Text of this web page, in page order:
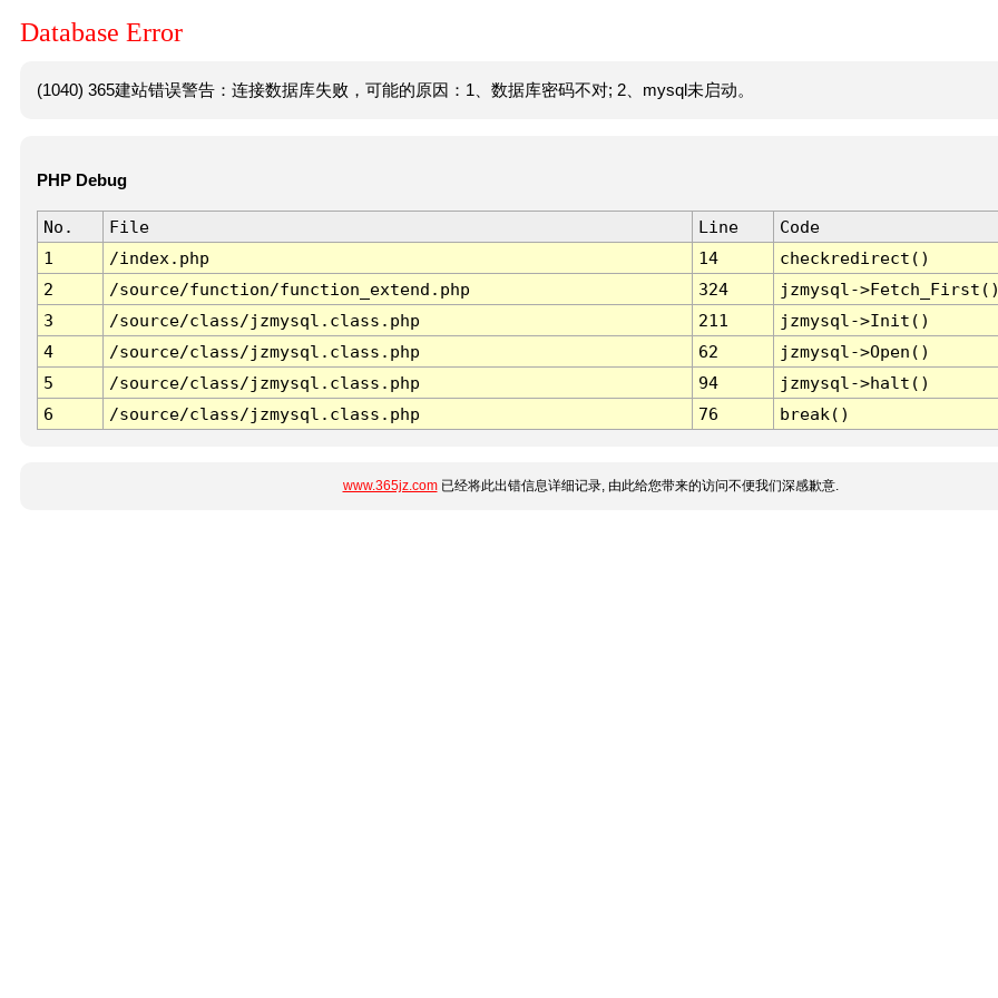
Database Error
(1040) 365建站错误警告：连接数据库失败，可能的原因：1、数据库密码不对; 2、mysql未启动。
PHP Debug
No. File Line
Code
1
/index.php 14
checkredirect()
2
/source/function/function_extend.php 324
jzmysql-
3
/source/class/jzmysql.class.php 211
jzmysql->Init()
4
/source/class/jzmysql.class.php 62
jzmysql->Open()
5
/source/class/jzmysql.class.php 94
jzmysql->halt()
6
/source/class/jzmysql.class.php 76 break()
www.365jz.com已经将此出错信息详细记录, 由此给您带来的访问不便我们深感歉意.